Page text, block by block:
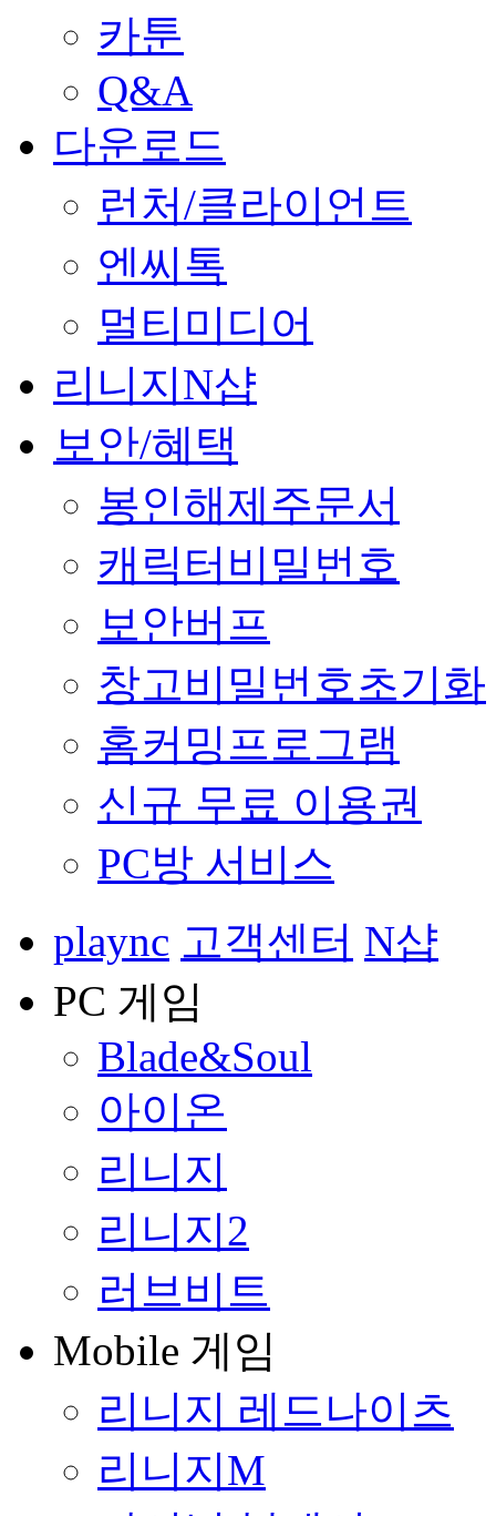
카툰
Q&A
다운로드
런처/클라이언트
엔씨톡
멀티미디어
리니지N샵
보안/혜택
봉인해제주문서
캐릭터비밀번호
보안버프
창고비밀번호초기화
홈커밍프로그램
신규 무료 이용권
PC방 서비스
plaync 고객센터 N샵
PC 게임
Blade&Soul
아이온
리니지
리니지2
러브비트
Mobile 게임
리니지 레드나이츠
리니지M